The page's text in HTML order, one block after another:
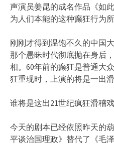
声演员姜昆的成名作品《如
为人们本能的这种癫狂行为
刚刚才得到温饱不久的中国
那个愚昧时代彻底抛在身后
相。60年前的癫狂是普通大
狂重现时，上演的将是一出滑
谁将是这出21世纪疯狂滑稽
今天的剧本已经依照昨天的
平谈治国理政》替代了《毛